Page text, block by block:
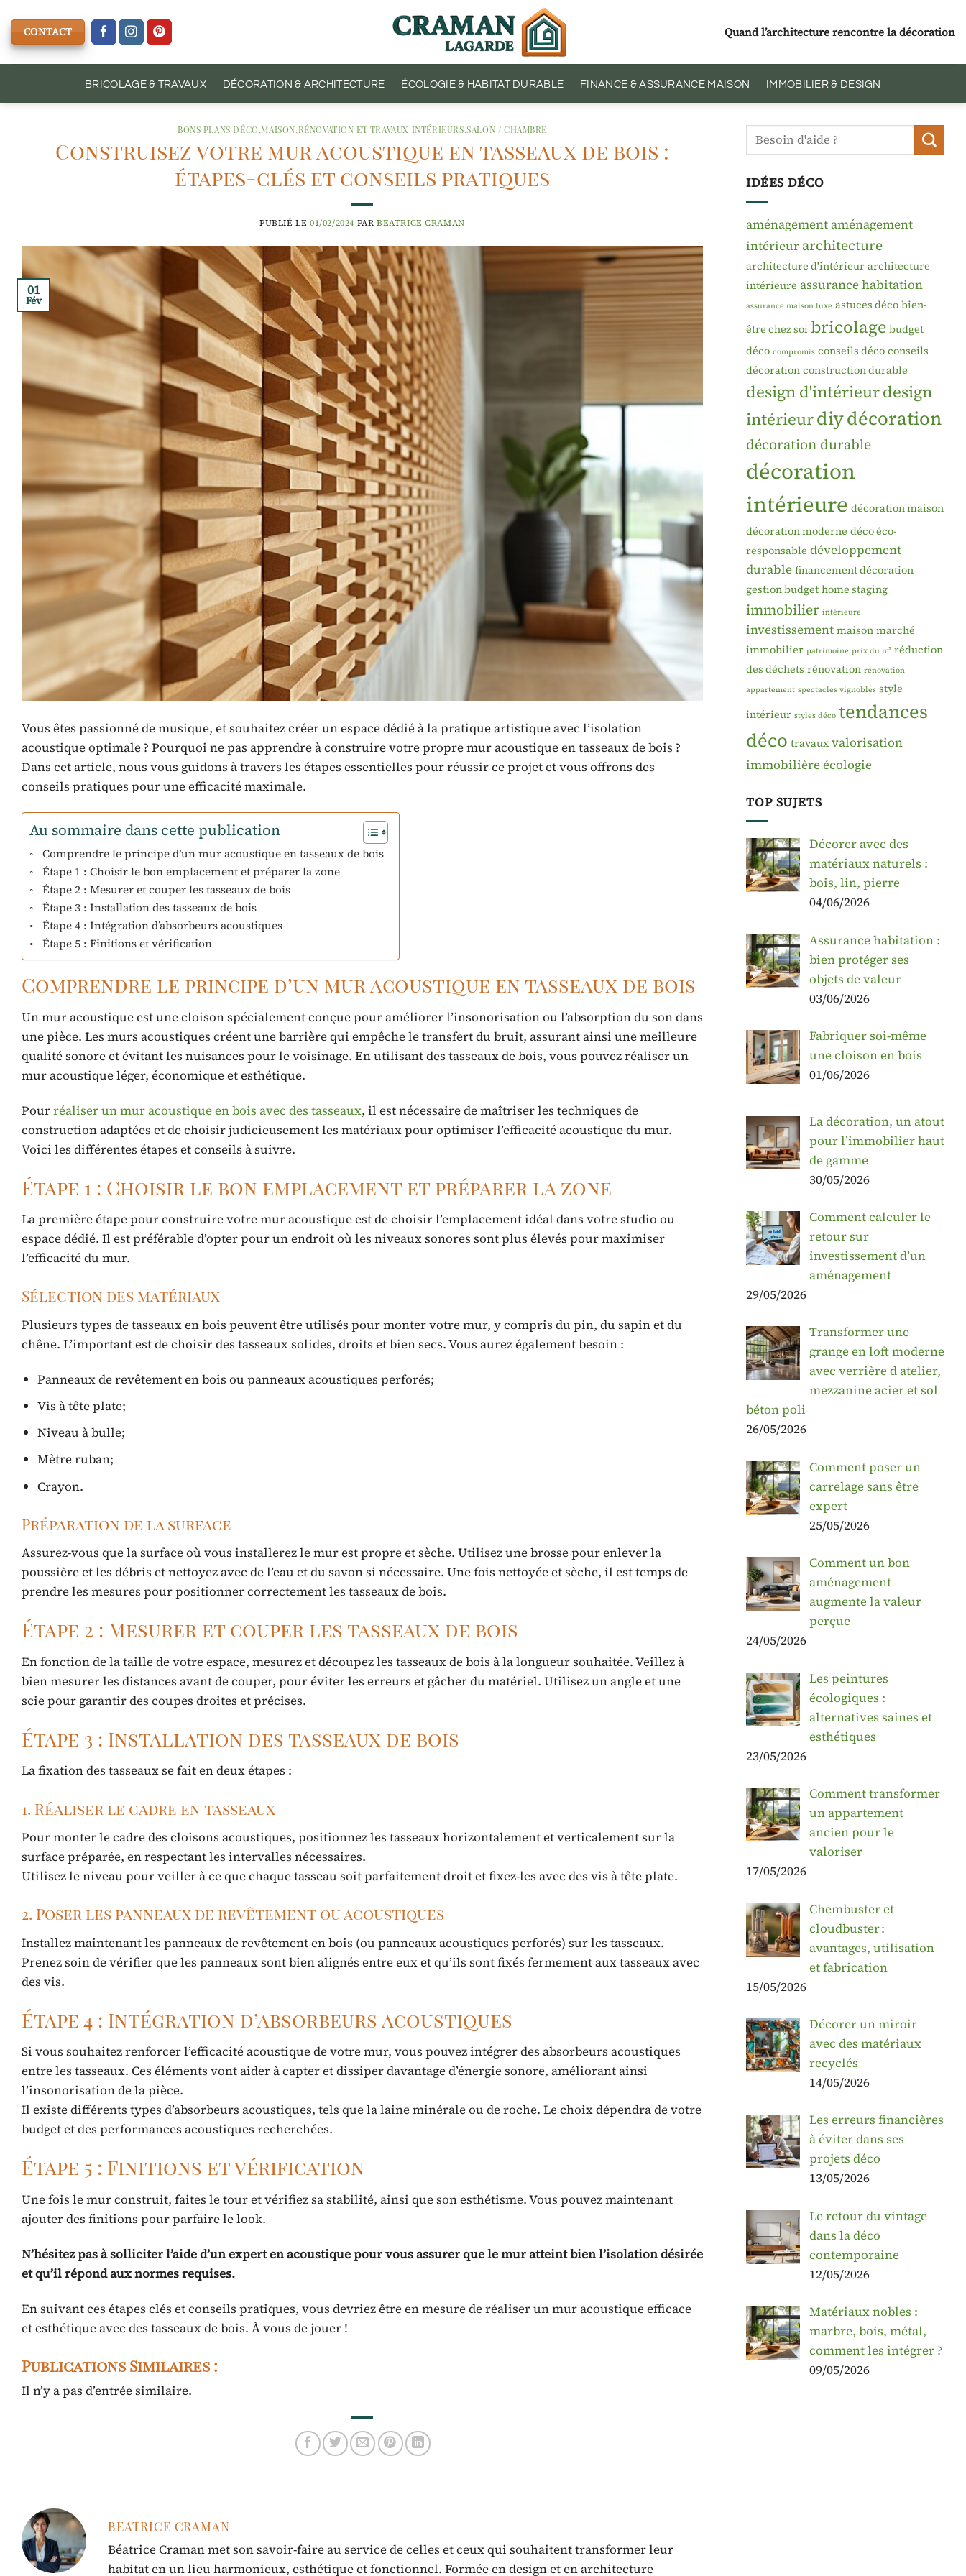
au
contenu
CONTACT Quand l’architecture rencontre la décoration
BRICOLAGE & TRAVAUX DÉCORATION & ARCHITECTURE ÉCOLOGIE & HABITAT DURABLE FINANCE & ASSURANCE MAISON IMMOBILIER & DESIGN
BONS PLANS DÉCO,MAISON,RÉNOVATION ET TRAVAUX INTÉRIEURS,SALON / CHAMBRE
Construisez votre mur acoustique en tasseaux de bois :
étapes-clés et conseils pratiques
PUBLIÉ LE01/02/2024 PAR BEATRICE CRAMAN
01
Fév
Vous êtes passionné de musique, et souhaitez créer un espace dédié à la pratique artistique avec l’isolation
acoustique optimale ? Pourquoi ne pas apprendre à construire votre propre mur acoustique en tasseaux de bois ?
Dans cet article, nous vous guidons à travers les étapes essentielles pour réussir ce projet et vous offrons des
conseils pratiques pour une efficacité maximale.
Au sommaire dans cette publication
Comprendre le principe d’un mur acoustique en tasseaux de bois
Étape 1 : Choisir le bon emplacement et préparer la zone
Étape 2 : Mesurer et couper les tasseaux de bois
Étape 3 : Installation des tasseaux de bois
Étape 4 : Intégration d’absorbeurs acoustiques
Étape 5 : Finitions et vérification
Comprendre le principe d’un mur acoustique en tasseaux de bois
Un mur acoustique est une cloison spécialement conçue pour améliorer l’insonorisation ou l’absorption du son dans
une pièce. Les murs acoustiques créent une barrière qui empêche le transfert du bruit, assurant ainsi une meilleure
qualité sonore et évitant les nuisances pour le voisinage. En utilisant des tasseaux de bois, vous pouvez réaliser un
mur acoustique léger, économique et esthétique.
Pourréaliser un mur acoustique en bois avec des tasseaux, il est nécessaire de maîtriser les techniques de
construction adaptées et de choisir judicieusement les matériaux pour optimiser l’efficacité acoustique du mur.
Voici les différentes étapes et conseils à suivre.
Étape 1 : Choisir le bon emplacement et préparer la zone
La première étape pour construire votre mur acoustique est de choisir l’emplacement idéal dans votre studio ou
espace dédié. Il est préférable d’opter pour un endroit où les niveaux sonores sont plus élevés pour maximiser
l’efficacité du mur.
Sélection des matériaux
Plusieurs types de tasseaux en bois peuvent être utilisés pour monter votre mur, y compris du pin, du sapin et du
chêne. L’important est de choisir des tasseaux solides, droits et bien secs. Vous aurez également besoin :
Panneaux de revêtement en bois ou panneaux acoustiques perforés;
Vis à tête plate;
Niveau à bulle;
Mètre ruban;
Crayon.
Préparation de la surface
Assurez-vous que la surface où vous installerez le mur est propre et sèche. Utilisez une brosse pour enlever la
poussière et les débris et nettoyez avec de l’eau et du savon si nécessaire. Une fois nettoyée et sèche, il est temps de
prendre les mesures pour positionner correctement les tasseaux de bois.
Étape 2 : Mesurer et couper les tasseaux de bois
En fonction de la taille de votre espace, mesurez et découpez les tasseaux de bois à la longueur souhaitée. Veillez à
bien mesurer les distances avant de couper, pour éviter les erreurs et gâcher du matériel. Utilisez un angle et une
scie pour garantir des coupes droites et précises.
Étape 3 : Installation des tasseaux de bois
La fixation des tasseaux se fait en deux étapes :
1. Réaliser le cadre en tasseaux
Pour monter le cadre des cloisons acoustiques, positionnez les tasseaux horizontalement et verticalement sur la
surface préparée, en respectant les intervalles nécessaires.
Utilisez le niveau pour veiller à ce que chaque tasseau soit parfaitement droit et fixez-les avec des vis à tête plate.
2. Poser les panneaux de revêtement ou acoustiques
Installez maintenant les panneaux de revêtement en bois (ou panneaux acoustiques perforés) sur les tasseaux.
Prenez soin de vérifier que les panneaux sont bien alignés entre eux et qu’ils sont fixés fermement aux tasseaux avec
des vis.
Étape 4 : Intégration d’absorbeurs acoustiques
Si vous souhaitez renforcer l’efficacité acoustique de votre mur, vous pouvez intégrer des absorbeurs acoustiques
entre les tasseaux. Ces éléments vont aider à capter et dissiper davantage d’énergie sonore, améliorant ainsi
l’insonorisation de la pièce.
Il existe différents types d’absorbeurs acoustiques, tels que la laine minérale ou de roche. Le choix dépendra de votre
budget et des performances acoustiques recherchées.
Étape 5 : Finitions et vérification
Une fois le mur construit, faites le tour et vérifiez sa stabilité, ainsi que son esthétisme. Vous pouvez maintenant
ajouter des finitions pour parfaire le look.
N’hésitez pas à solliciter l’aide d’un expert en acoustique pour vous assurer que le mur atteint bien l’isolation désirée
et qu’il répond aux normes requises.
En suivant ces étapes clés et conseils pratiques, vous devriez être en mesure de réaliser un mur acoustique efficace
et esthétique avec des tasseaux de bois. À vous de jouer !
Publications Similaires :
Il n’y a pas d’entrée similaire.
BEATRICE CRAMAN
Béatrice Craman met son savoir-faire au service de celles et ceux qui souhaitent transformer leur
habitat en un lieu harmonieux, esthétique et fonctionnel. Formée en design et en architecture
IDÉES DÉCO
aménagementaménagement
intérieur architecture
architecture d'intérieur architecture
intérieure assurance habitation
assurance maison luxe astuces déco bien-
être chez soi bricolage budget
déco compromis conseils déco conseils
décoration construction durable
design d'intérieurdesign
intérieurdiydécoration
décoration durable
décoration
intérieure décoration maison
décoration moderne déco éco-
responsable développement
durable financement décoration
gestion budget home staging
immobilier intérieure
investissement maison marché
immobilier patrimoine prix du m² réduction
des déchets rénovation rénovation
appartement spectacles vignobles style
intérieur styles déco tendances
déco travaux valorisation
immobilièreécologie
TOP SUJETS
Décorer avec des
matériaux naturels :
bois, lin, pierre
04/06/2026
Assurance habitation :
bien protéger ses
objets de valeur
03/06/2026
Fabriquer soi-même
une cloison en bois
01/06/2026
La décoration, un atout
pour l’immobilier haut
de gamme
30/05/2026
Comment calculer le
retour sur
investissement d’un
aménagement
29/05/2026
Transformer une
grange en loft moderne
avec verrière d atelier,
mezzanine acier et sol
béton poli
26/05/2026
Comment poser un
carrelage sans être
expert
25/05/2026
Comment un bon
aménagement
augmente la valeur
perçue
24/05/2026
Les peintures
écologiques :
alternatives saines et
esthétiques
23/05/2026
Comment transformer
un appartement
ancien pour le
valoriser
17/05/2026
Chembuster et
cloudbuster :
avantages, utilisation
et fabrication
15/05/2026
Décorer un miroir
avec des matériaux
recyclés
14/05/2026
Les erreurs financières
à éviter dans ses
projets déco
13/05/2026
Le retour du vintage
dans la déco
contemporaine
12/05/2026
Matériaux nobles :
marbre, bois, métal,
comment les intégrer ?
09/05/2026